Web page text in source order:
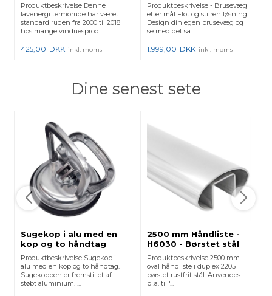
Produktbeskrivelse Denne
lavenergi termorude har været
standard ruden fra 2000 til 2018
hos mange vinduesprod...
425,00 DKK inkl. moms
Produktbeskrivelse - Brusevæg
efter mål Flot og stilren løsning.
Design din egen brusevæg og
se med det sa...
1.999,00 DKK inkl. moms
Dine senest sete
Sugekop i alu med en
kop og to håndtag
Produktbeskrivelse Sugekop i
alu med en kop og to håndtag.
Sugekoppen er fremstillet af
støbt aluminium. ...
2500 mm Håndliste -
H6030 - Børstet stål
Produktbeskrivelse 2500 mm
oval håndliste i duplex 2205
børstet rustfrit stål. Anvendes
bl.a. til '...